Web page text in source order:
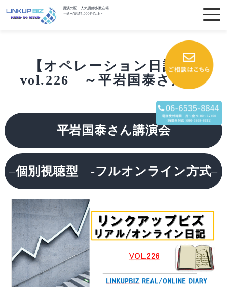
講演の匠 人気講師多数在籍
～延べ実績5,000件以上～
【オペレーション日記】
vol.226 ～平岩国泰さん～
平岩国泰さん講演会
–個別視聴型 -フルオンライン方式–